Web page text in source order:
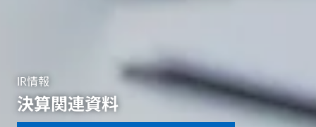
IR情報
決算関連資料